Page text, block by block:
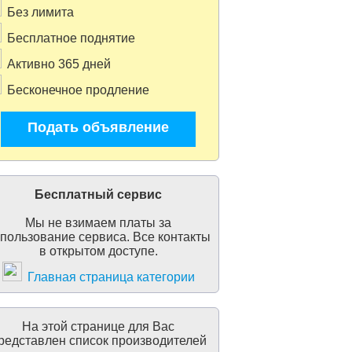
Без лимита
Бесплатное поднятие
Активно 365 дней
Бесконечное продление
Подать объявление
Бесплатный сервис
Мы не взимаем платы за
сервиса. Все контакты
в открытом доступе.
Главная страница категории
На этой странице для Вас
список производителей